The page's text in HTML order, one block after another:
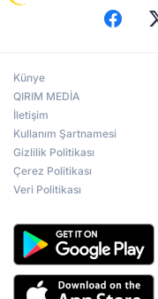
Künye
QIRIM MEDİA
İletişim
Kullanım Şartnamesi
Gizlilik Politikası
Çerez Politikası
Veri Politikası